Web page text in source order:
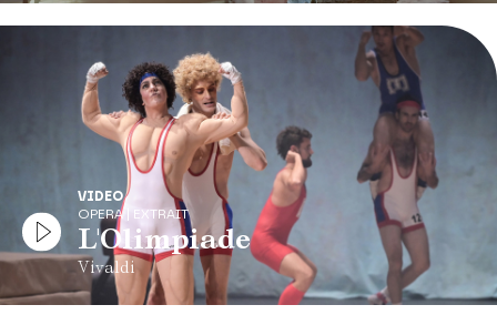
VIDEO
OPERA | EXTRAIT
L'Olimpiade
Vivaldi